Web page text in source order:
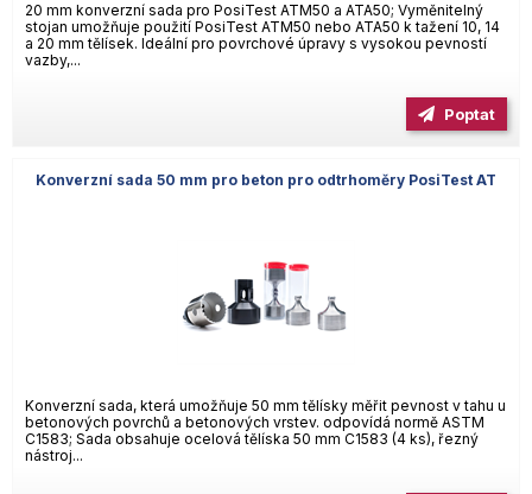
20 mm konverzní sada pro PosiTest ATM50 a ATA50; Vyměnitelný
stojan umožňuje použití PosiTest ATM50 nebo ATA50 k tažení 10, 14
a 20 mm tělísek. Ideální pro povrchové úpravy s vysokou pevností
vazby,...
Poptat
Konverzní sada 50 mm pro beton pro odtrhoměry PosiTest AT
Konverzní sada, která umožňuje 50 mm tělísky měřit pevnost v tahu u
betonových povrchů a betonových vrstev. odpovídá normě ASTM
C1583; Sada obsahuje ocelová tělíska 50 mm C1583 (4 ks), řezný
nástroj...